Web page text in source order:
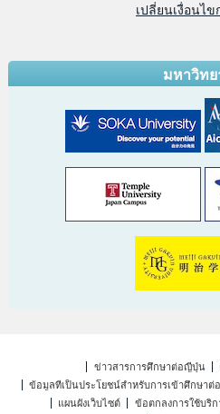
เปลี่ยนเงื่อนไ
มหาวิทย
ข่าวสารการศึกษาต่อญี่ปุ่น
ข้อมูลที่เป็นประโยชน์สำหรับการเข้าศึกษาต่อ
แผนผังเว็บไซต์
ข้อตกลงการใช้บริก